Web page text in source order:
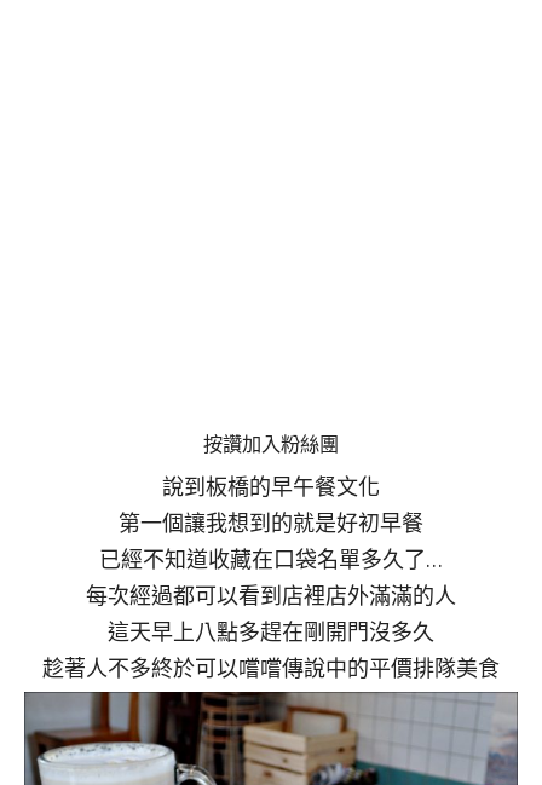
按讚加入粉絲團
說到板橋的早午餐文化
第一個讓我想到的就是好初早餐
已經不知道收藏在口袋名單多久了…
每次經過都可以看到店裡店外滿滿的人
這天早上八點多趕在剛開門沒多久
趁著人不多終於可以嚐嚐傳說中的平價排隊美食